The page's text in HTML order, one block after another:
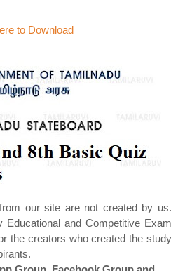
to Download
our site are not created by us.
Educational and Competitive Exam
the creators who created the study